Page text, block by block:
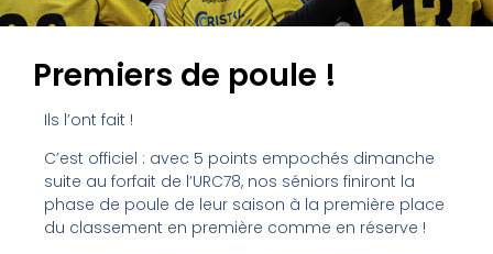
Premiers de poule !
Ils l’ont fait !
C’est officiel : avec 5 points empochés dimanche
suite au forfait de l’URC78, nos séniors finiront la
phase de poule de leur saison à la première place
du classement en première comme en réserve !